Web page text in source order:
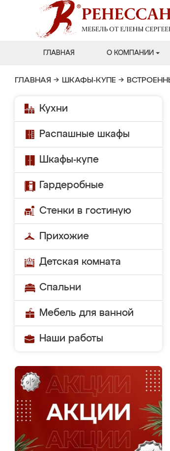
ГЛАВНАЯ О КОМПАНИИ
ГЛАВНАЯ → ШКАФЫ-КУПЕ →
Кухни
Распашные шкафы
Шкафы-купе
Гардеробные
Стенки в гостиную
Прихожие
Детская комната
Спальни
Мебель для ванной
Наши работы